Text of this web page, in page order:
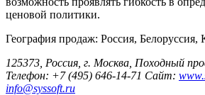
ценовой политики.
География продаж: Россия, Белоруссия,
125373, Россия, г. Москва, Походный
Телефон: +7 (495) 646-14-71 Сайт:
info@syssoft.ru